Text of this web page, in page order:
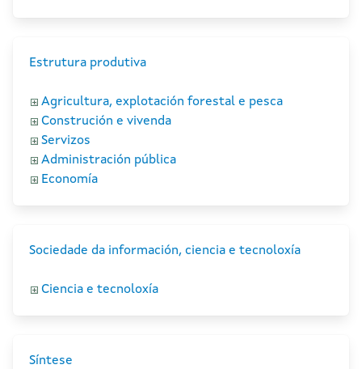
Estrutura produtiva
Agricultura, explotación forestal e pesca
Construción e vivenda
Servizos
Administración pública
Economía
Sociedade da información, ciencia e tecnoloxía
Ciencia e tecnoloxía
Síntese